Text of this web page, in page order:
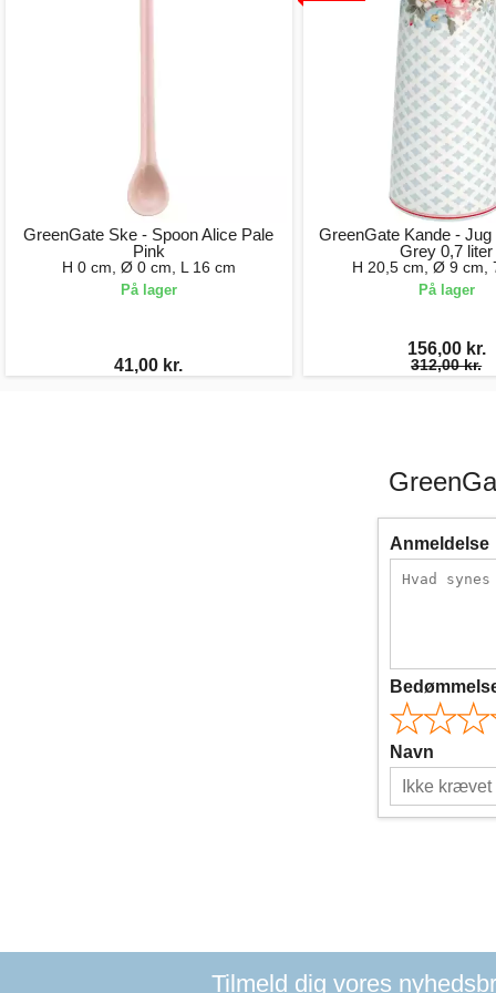
GreenGate Ske - Spoon Alice Pale
Pink
H 0 cm, Ø 0 cm, L 16 cm
På lager
41,00 kr.
GreenGate Kande -
Grey 0,7 liter
H 20,5 cm, Ø 9 cm,
På lager
156,00 kr.
312,00 kr.
Anmeldelse
Navn
Tilmeld dig vores